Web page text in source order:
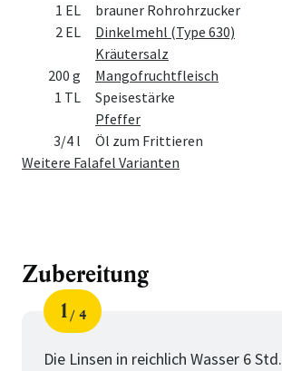
1 EL
brauner Rohrohrzucker
2 EL
Dinkelmehl (Type 630)
Kräutersalz
200 g
Mangofruchtfleisch
1 TL
Speisestärke
Pfeffer
3/4 l
Öl zum Frittieren
Weitere Falafel Varianten
Zubereitung
Schritt
1
von
4
Die Linsen in reichlich Wasser 6 Std.